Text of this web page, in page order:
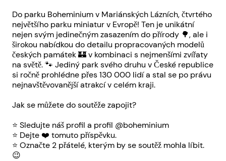
Do parku Boheminium v Mariánských Lázních, čtvrtého
největšího parku miniatur v Evropě! Ten je unikátní
nejen svým jedinečným zasazením do přírody 🌳, ale i
širokou nabídkou do detailu propracovaných modelů
českých památek 🏰 v kombinaci s nejmenšími zvířaty
na světě. 🐾 Jediný park svého druhu v České republice
si ročně prohlédne přes 130 000 lidí a stal se po právu
nejnavštěvovanější atrakcí v celém kraji.
Jak se můžete do soutěže zapojit?
⭐ Sledujte náš profil a profil @boheminium
⭐ Dejte ❤️ tomuto příspěvku.
⭐ Označte 2 přátelé, kterým by se soutěž mohla líbit.
😉